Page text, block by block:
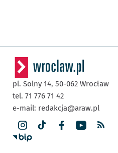
pl. Solny 14, 50-062 Wrocław
tel. 71 776 71 42
e-mail: redakcja@araw.pl